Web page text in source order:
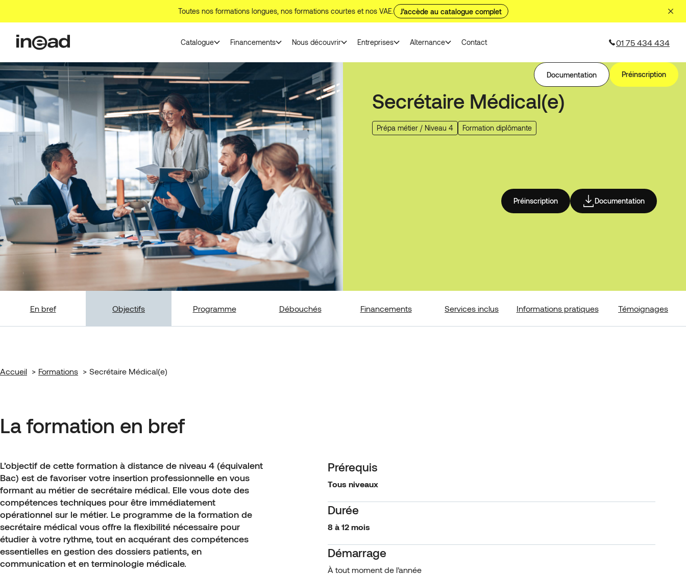
Toutes nos formations longues, nos formations courtes et nos VAE. J’accède au catalogue complet
Catalogue Financements Nous découvrir Entreprises Alternance Contact 01 75 434 434
Documentation Préinscription
Secrétaire Médical(e)
Prépa métier / Niveau 4 Formation diplômante
Préinscription Documentation
En bref Objectifs Programme Débouchés Financements Services inclus Informations pratiques Témoignages
Accueil Formations Secrétaire Médical(e)
La formation en bref
L’objectif de cette formation à distance de niveau 4 (équivalent
Bac) est de favoriser votre insertion professionnelle en vous
formant au métier de secrétaire médical. Elle vous dote des
compétences techniques pour être immédiatement
opérationnel sur le métier. Le programme de la formation de
secrétaire médical vous offre la flexibilité nécessaire pour
étudier à votre rythme, tout en acquérant des compétences
essentielles en gestion des dossiers patients, en
communication et en terminologie médicale.
Prérequis
Tous niveaux
Durée
8 à 12 mois
Démarrage
À tout moment de l’année